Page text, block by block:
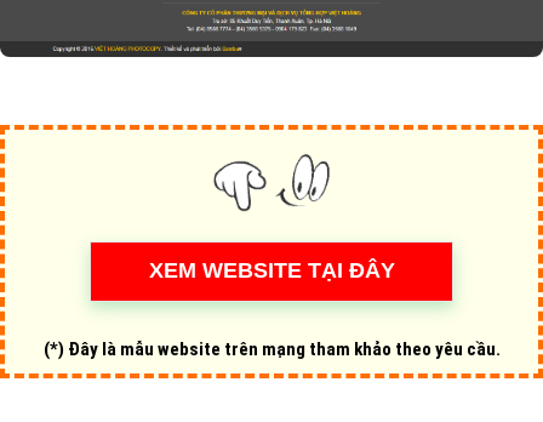
(*) Đây là mẫu website trên mạng tham khảo theo yêu cầu.